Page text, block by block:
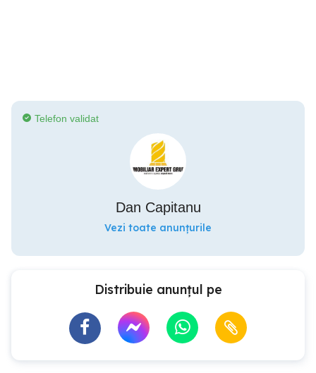
Telefon validat
Dan Capitanu
Vezi toate anunțurile
Distribuie anunțul pe